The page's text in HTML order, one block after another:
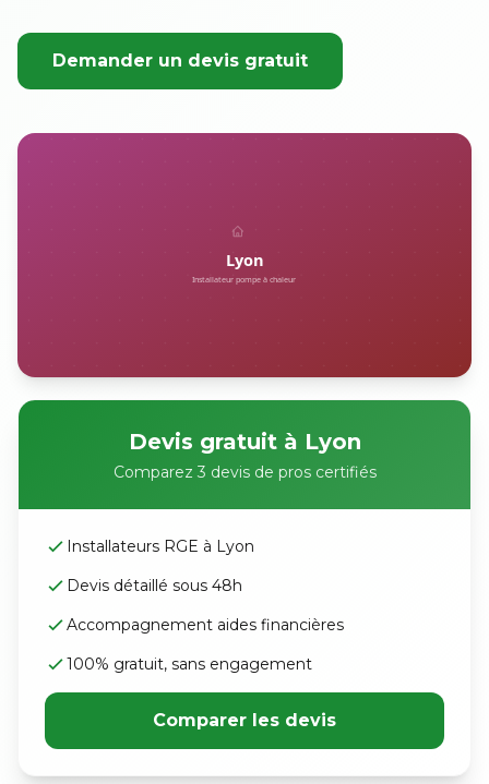
Demander un devis gratuit
Devis gratuit à Lyon
Comparez 3 devis de pros certifiés
Installateurs RGE à Lyon
Devis détaillé sous 48h
Accompagnement aides financières
100% gratuit, sans engagement
Comparer les devis